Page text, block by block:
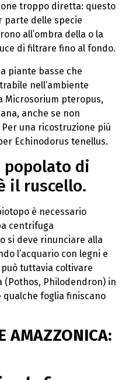
troppo diretta: questo
parte delle specie
all’ombra della o la
di filtrare fino al fondo.
piante basse che
nell’ambiente
Microsorium pteropus,
anche se non
una ricostruzione più
Echinodorus tenellus.
popolato di
il ruscello.
è necessario
centrifuga
si deve rinunciare alla
l’acquario con legni e
tuttavia coltivare
(Pothos, Philodendron) in
qualche foglia finiscano
AMAZZONICA: